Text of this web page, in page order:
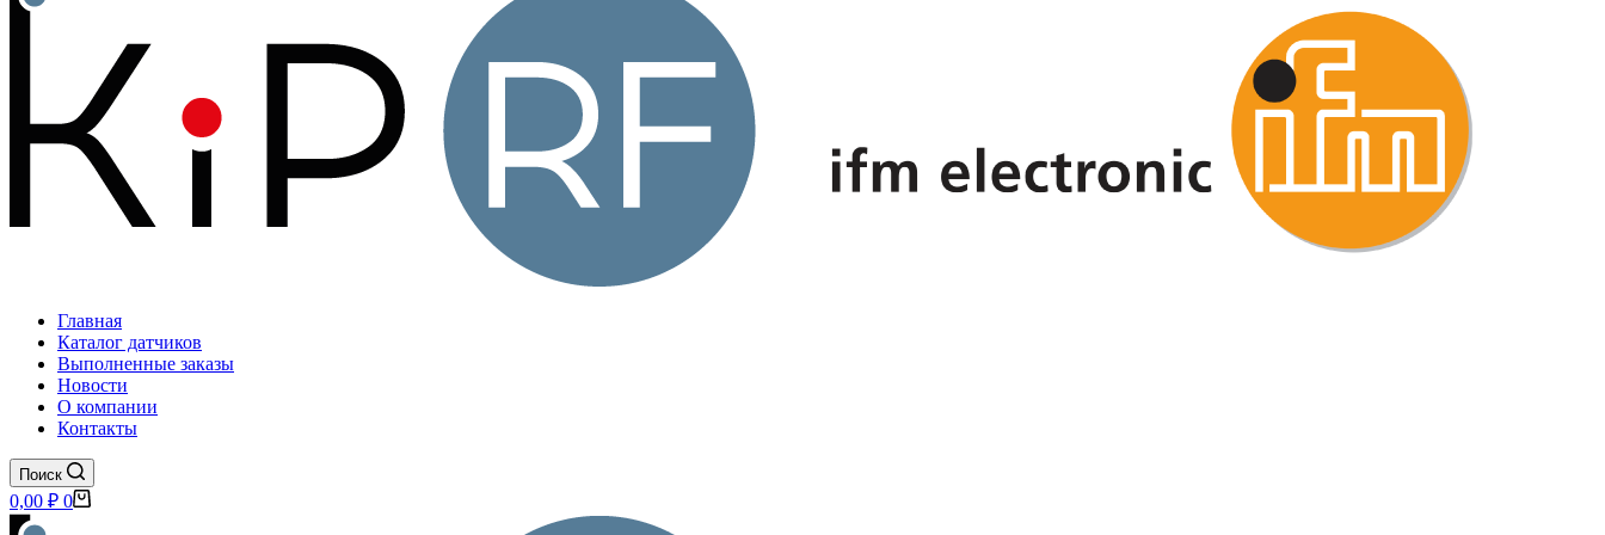
Главная
Каталог датчиков
Выполненные заказы
Новости
О компании
Контакты
Поиск
Корзина
0,00 ₽ 0